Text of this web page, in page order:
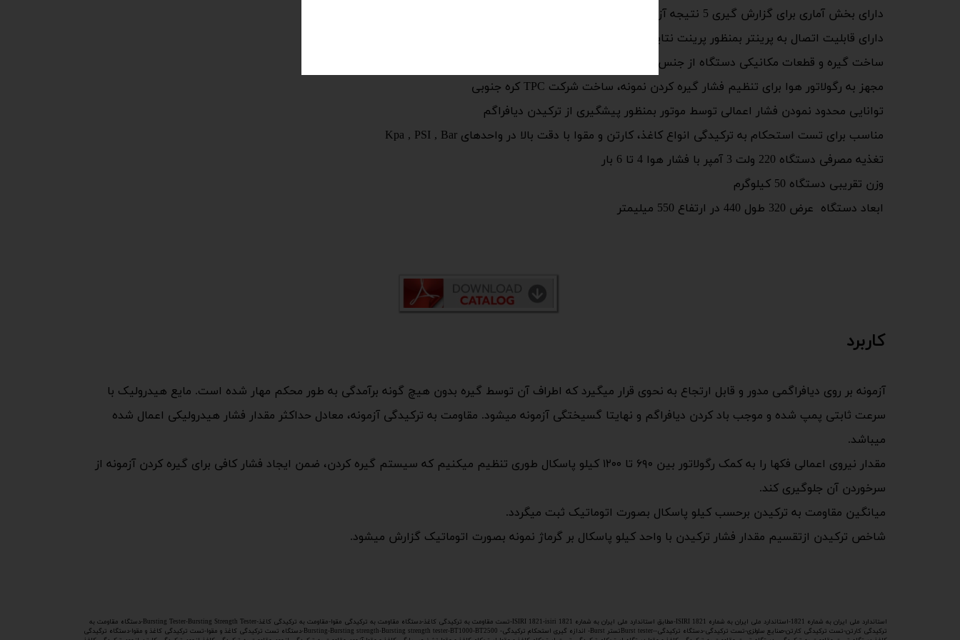
دارای بخش آماری برای گزارش گیری 5 نتیجه آزمون بمنظور اندازه گیری حداقل، حداکثر و میانگین نتایج
دارای قابلیت اتصال به پرینتر بمنظور پرینت نتایج آزمون
ساخت گیره و قطعات مکانیکی دستگاه از جنس فولاد با آبکاری کروم سخت
مجهز به رگولاتور هوا برای تنظیم فشار گیره کردن نمونه، ساخت شرکت TPC کره جنوبی
توانایی محدود نمودن فشار اعمالی توسط موتور بمنظور پیشگیری از ترکیدن دیافراگم
مناسب برای تست استحکام به ترکیدگی انواع کاغذ، کارتن و مقوا با دقت بالا در واحدهای Kpa , PSI , Bar
تغذیه مصرفی دستگاه 220 ولت 3 آمپر با فشار هوا 4 تا 6 بار
وزن تقریبی دستگاه 50 کیلوگرم
ابعاد دستگاه عرض 320 طول 440 در ارتفاع 550 میلیمتر
استاندارد ملی ایران به شماره 1821-استاندارد ملی ایران به شماره ISIRI 1821-مطابق استاندارد ملی ایران به شماره ISIRI 1821-isiri 1821-تست مقاومت به ترکیدگی کاغذ-دستگاه مقاومت به ترکیدگی مقوا-مقاومت به ترکیدگی کاغذ-Bursting Tester-Bursting Strength Tester-دستگاه مقاومت به
ترکیدگی کارتن-تست ترکیدگی کارتن-صنایع سلولزی-تست ترکیدگی-دستگاه ترکیدگی--Burst testerتستر Burst- اندازه گیری استحکام ترکیدگی- Bursting-Bursting strength-Bursting strength tester-BT1000-BT2500-دستگاه تست ترکیدگی کاغذ و مقوا-تست ترکیدگی کاغذ و مقوا-دستگاه ترگیدگی
کاربرد
آزمونه بر روی دیافراگمی مدور و قابل ارتجاع به نحوی قرار میگیرد که اطراف آن توسط گیره بدون هیچ گونه برآمدگی به طور محکم مهار شده است. مایع هیدرولیک با
سرعت ثابتی پمپ شده و موجب باد کردن دیافراگم و نهایتا گسیختگی آزمونه میشود. مقاومت به ترکیدگی آزمونه، معادل حداکثر مقدار فشار هیدرولیکی اعمال شده
میباشد.
مقدار نیروی اعمالی فکها را به کمک رگولاتور بین ۶۹۰ تا ۱۲۰۰ کیلو پاسکال طوری تنظیم میکنیم که سیستم گیره کردن، ضمن ایجاد فشار کافی برای گیره کردن آزمونه از
سرخوردن آن جلوگیری کند.
میانگین مقاومت به ترکیدن برحسب کیلو پاسکال بصورت اتوماتیک ثبت میگردد.
شاخص ترکیدن ازتقسیم مقدار فشار ترکیدن با واحد کیلو پاسکال بر گرماژ نمونه بصورت اتوماتیک گزارش میشود.